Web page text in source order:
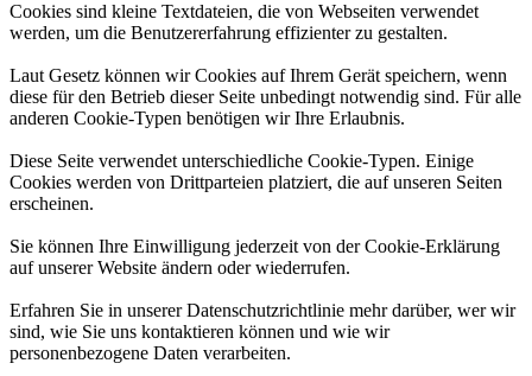
Cookies sind kleine Textdateien, die von Webseiten verwendet
werden, um die Benutzererfahrung effizienter zu gestalten.
Laut Gesetz können wir Cookies auf Ihrem Gerät speichern, wenn
diese für den Betrieb dieser Seite unbedingt notwendig sind. Für alle
anderen Cookie-Typen benötigen wir Ihre Erlaubnis.
Diese Seite verwendet unterschiedliche Cookie-Typen. Einige
Cookies werden von Drittparteien platziert, die auf unseren Seiten
erscheinen.
Sie können Ihre Einwilligung jederzeit von der Cookie-Erklärung
auf unserer Website ändern oder wiederrufen.
Erfahren Sie in unserer Datenschutzrichtlinie mehr darüber, wer wir
sind, wie Sie uns kontaktieren können und wie wir
personenbezogene Daten verarbeiten.